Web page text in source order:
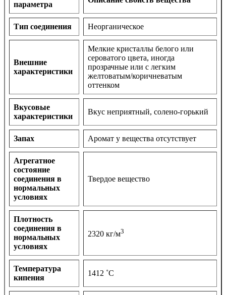
параметра
Тип соединения Неорганическое
Внешние
характеристики
Мелкие кристаллы белого или
сероватого цвета, иногда
прозрачные или с легким
желтоватым/коричневатым
оттенком
Вкусовые
характеристики
Вкус неприятный, солено-горький
Запах Аромат у вещества отсутствует
Агрегатное
состояние
соединения в
нормальных
условиях
Твердое вещество
Плотность
соединения в
нормальных
условиях
2320 кг/м3
Температура
кипения
1412 ˚С